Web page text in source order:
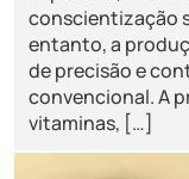
conscientização
entanto, a
de precisão e
convencional. A
vitaminas, […]